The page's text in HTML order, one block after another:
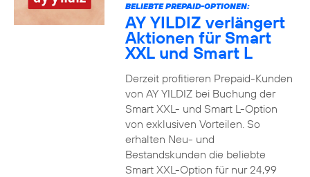
BELIEBTE PREPAID-OPTIONEN:
AY YILDIZ verlängert
Aktionen für Smart
XXL und Smart L
Derzeit profitieren Prepaid-Kunden
von AY YILDIZ bei Buchung der
Smart XXL- und Smart L-Option
von exklusiven Vorteilen. So
erhalten Neu- und
Bestandskunden die beliebte
Smart XXL-Option für nur 24,99